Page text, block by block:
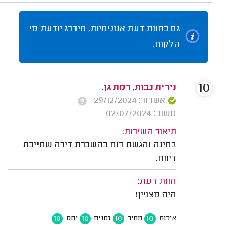
גם בחוות דעת אנונימיות, מידרג יודעת מי
הלקוח.
נירית נבות, רמת גן.
אשרור: 29/12/2024
משוב: 02/07/2024
תיאור השירות:
בחינה והגשת דוח בהשכרת דירה שחייבת
דיווח.
חוות דעת:
היה מצויין!
איכות 10 מחיר 10 זמנים 10 יחס 10
10